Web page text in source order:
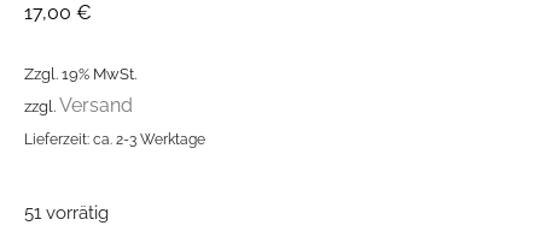
17,00 €
Zzgl. 19% MwSt.
zzgl. Versand
Lieferzeit: ca. 2-3 Werktage
51 vorrätig